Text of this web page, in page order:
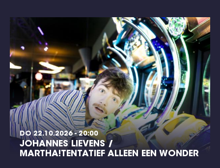
DO 22.10.2026 - 20:00
JOHANNES LIEVENS /
MARTHA!TENTATIEF ALLEEN EEN WONDER